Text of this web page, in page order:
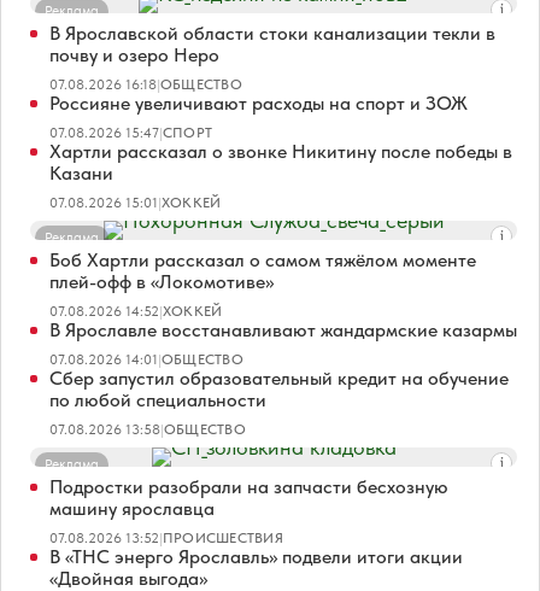
Реклама
В Ярославской области стоки канализации текли в
почву и озеро Неро
07.08.2026 16:18|ОБЩЕСТВО
Россияне увеличивают расходы на спорт и ЗОЖ
07.08.2026 15:47|СПОРТ
Хартли рассказал о звонке Никитину после победы в
Казани
07.08.2026 15:01|ХОККЕЙ
Реклама
Боб Хартли рассказал о самом тяжёлом моменте
плей-офф в «Локомотиве»
07.08.2026 14:52|ХОККЕЙ
В Ярославле восстанавливают жандармские казармы
07.08.2026 14:01|ОБЩЕСТВО
Сбер запустил образовательный кредит на обучение
по любой специальности
07.08.2026 13:58|ОБЩЕСТВО
Реклама
Подростки разобрали на запчасти бесхозную
машину ярославца
07.08.2026 13:52|ПРОИСШЕСТВИЯ
В «ТНС энерго Ярославль» подвели итоги акции
«Двойная выгода»